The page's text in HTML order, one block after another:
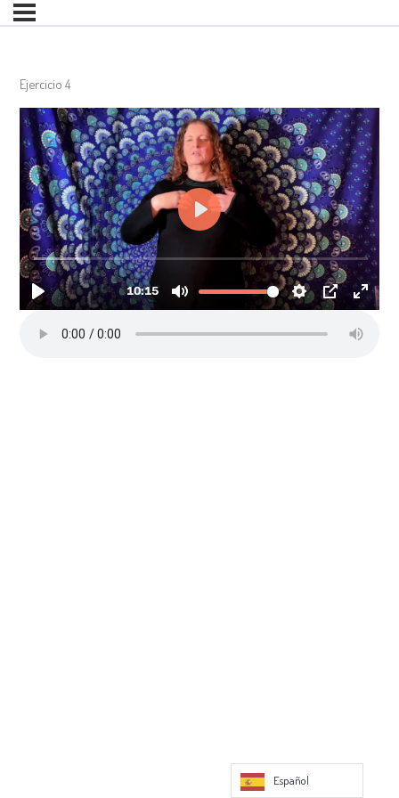
Ejercicio 4
Español